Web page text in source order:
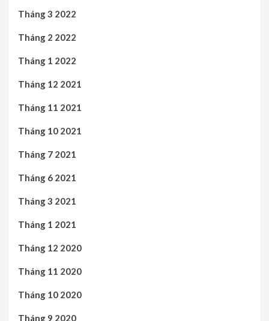
Tháng 3 2022
Tháng 2 2022
Tháng 1 2022
Tháng 12 2021
Tháng 11 2021
Tháng 10 2021
Tháng 7 2021
Tháng 6 2021
Tháng 3 2021
Tháng 1 2021
Tháng 12 2020
Tháng 11 2020
Tháng 10 2020
Tháng 9 2020